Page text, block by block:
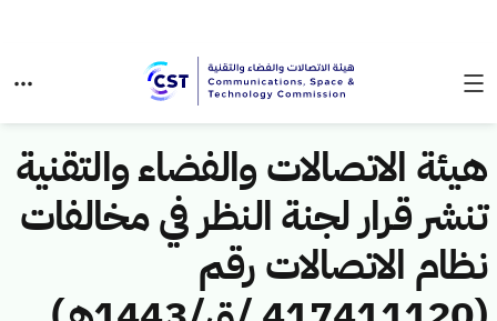
هيئة الاتصالات والفضاء والتقنية
تنشر قرار لجنة النظر في مخالفات
نظام الاتصالات رقم